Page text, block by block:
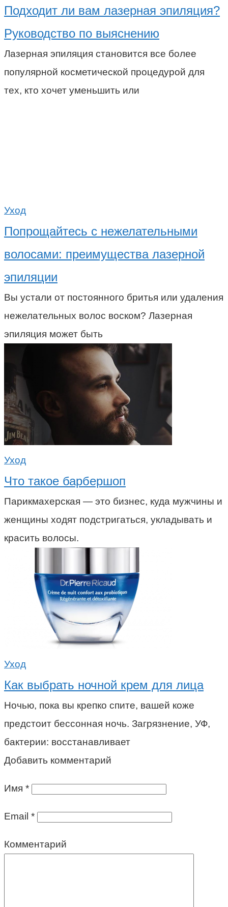
Подходит ли вам лазерная эпиляция?
Руководство по выяснению
Лазерная эпиляция становится все более
популярной косметической процедурой для
тех, кто хочет уменьшить или
Уход
Попрощайтесь с нежелательными
волосами: преимущества лазерной
эпиляции
Вы устали от постоянного бритья или удаления
нежелательных волос воском? Лазерная
эпиляция может быть
Уход
Что такое барбершоп
Парикмахерская — это бизнес, куда мужчины и
женщины ходят подстригаться, укладывать и
красить волосы.
Уход
Как выбрать ночной крем для лица
Ночью, пока вы крепко спите, вашей коже
предстоит бессонная ночь. Загрязнение, УФ,
бактерии: восстанавливает
Добавить комментарий
Имя *
Email *
Комментарий